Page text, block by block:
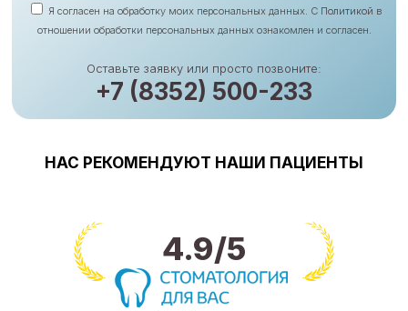
Я согласен на обработку моих персональных данных. С Политикой в
отношении обработки персональных данных ознакомлен и согласен.
Оставьте заявку или просто позвоните:
+7 (8352) 500-233
НАС РЕКОМЕНДУЮТ НАШИ ПАЦИЕНТЫ
4.9/5